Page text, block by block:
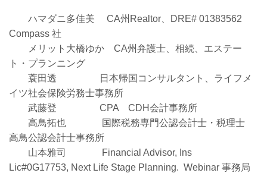
ハマダニ多佳美 CA州Realtor、DRE# 01383562
Compass 社
メリット大橋ゆか CA州弁護⼠、相続、エステー
ト・プランニング
蓑田透 日本帰国コンサルタント、ライフメ
イツ社会保険労務⼠事務所
武藤登 CPA CDH会計事務所
高鳥拓也 国際税務専門公認会計士・税理士
高鳥公認会計士事務所
⼭本雅司 Financial Advisor, Ins
Lic#0G17753, Next Life Stage Planning. Webinar 事務局